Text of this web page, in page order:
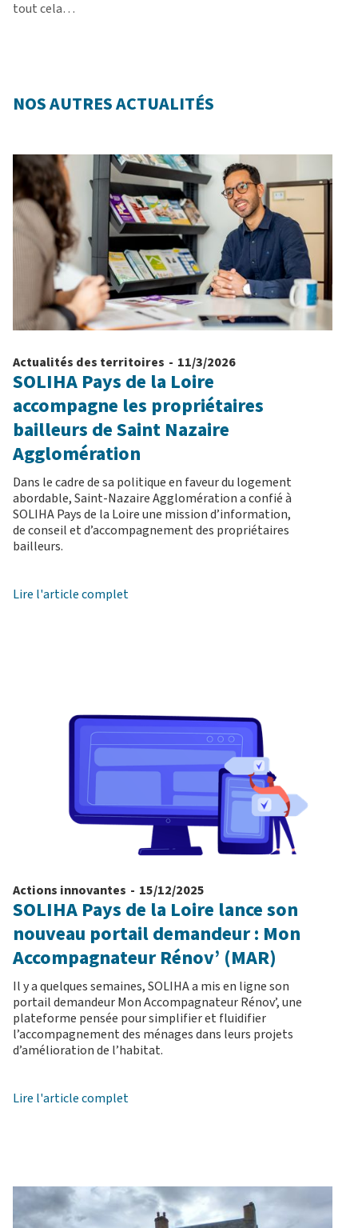
tout cela…
NOS AUTRES ACTUALITÉS
Actualités des territoires - 11/3/2026
SOLIHA Pays de la Loire
accompagne les propriétaires
bailleurs de Saint Nazaire
Agglomération
Dans le cadre de sa politique en faveur du logement
abordable, Saint-Nazaire Agglomération a confié à
SOLIHA Pays de la Loire une mission d’information,
de conseil et d’accompagnement des propriétaires
bailleurs.
Lire l'article complet
Actions innovantes - 15/12/2025
SOLIHA Pays de la Loire lance son
nouveau portail demandeur : Mon
Accompagnateur Rénov’ (MAR)
Il y a quelques semaines, SOLIHA a mis en ligne son
portail demandeur Mon Accompagnateur Rénov’, une
plateforme pensée pour simplifier et fluidifier
l’accompagnement des ménages dans leurs projets
d’amélioration de l’habitat.
Lire l'article complet